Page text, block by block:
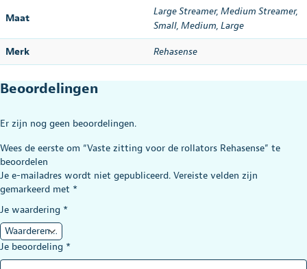
Maat
Large Streamer, Medium Streamer,
Small, Medium, Large
Merk Rehasense
Beoordelingen
Er zijn nog geen beoordelingen.
Wees de eerste om “Vaste zitting voor de rollators Rehasense” te
beoordelen
Je e-mailadres wordt niet gepubliceerd. Vereiste velden zijn
gemarkeerd met *
Je waardering *
Je beoordeling *